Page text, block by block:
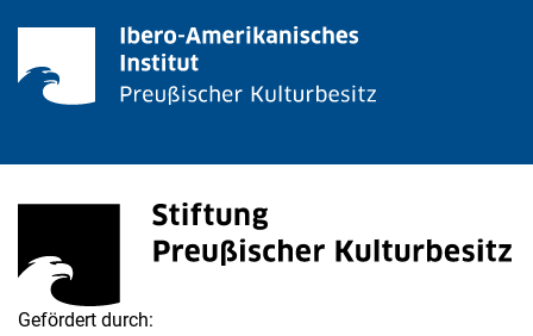
Stiftung Preußischer Kulturbesitz
(externer Link, öffnet neues Fenster)
Gefördert durch: